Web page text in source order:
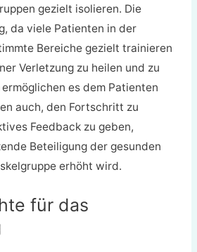
gezielt isolieren. Die
da viele Patienten in der
Bereiche gezielt trainieren
Verletzung zu heilen und zu
es dem Patienten
auch, den Fortschritt zu
Feedback zu geben,
Beteiligung der gesunden
erhöht wird.
für das